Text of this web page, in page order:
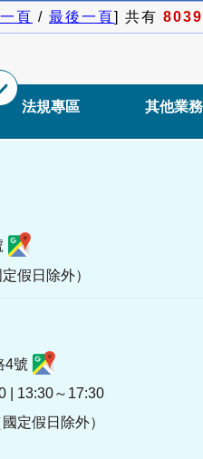
頁 / 最後一頁] 共有 8039
法規專區 其他業務
假日除外）
4號
| 13:30～17:30
定假日除外）